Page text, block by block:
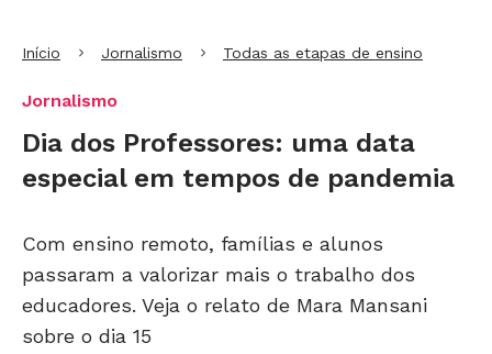
Início Jornalismo Todas as etapas de ensino
Jornalismo
Dia dos Professores: uma data
especial em tempos de pandemia
Com ensino remoto, famílias e alunos
passaram a valorizar mais o trabalho dos
educadores. Veja o relato de Mara Mansani
sobre o dia 15